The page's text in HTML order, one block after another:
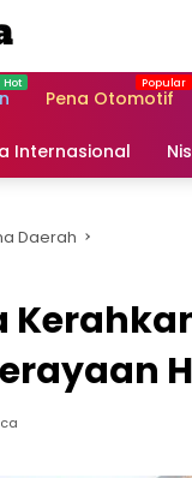
Pena Otomotif
Internasional
Daerah